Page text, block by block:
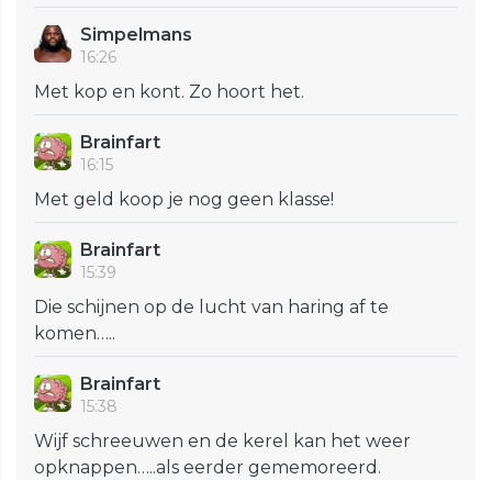
Simpelmans
16:26
Met kop en kont. Zo hoort het.
Brainfart
16:15
Met geld koop je nog geen klasse!
Brainfart
15:39
Die schijnen op de lucht van haring af te
komen…..
Brainfart
15:38
Wijf schreeuwen en de kerel kan het weer
opknappen…..als eerder gememoreerd.